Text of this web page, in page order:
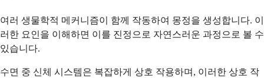
여러 생물학적 메커니즘이 함께 작동하여 몽정을 생성합니다. 이
러한 요인을 이해하면 이를 진정으로 자연스러운 과정으로 볼 수
있습니다.
수면 중 신체 시스템은 복잡하게 상호 작용하며, 이러한 상호 작